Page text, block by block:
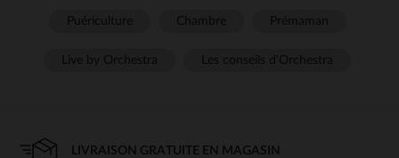
LIVRAISON GRATUITE EN MAGASIN